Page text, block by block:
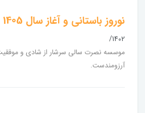
نوروز باستانی و آغاز سال 1405 مبارک
/1402
موسسه نصرت سالی سرشار از شادی و
آرزومندست.